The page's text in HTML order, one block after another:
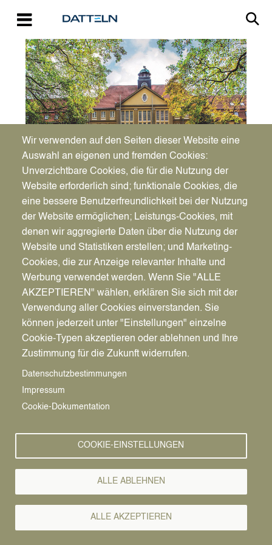
Sa., 30.05.2026 - 06:00
Vorlesen
Dattelner Mai mit
verkaufsoffenen Sonntag
am 31. Mai 2026
Beim Dattelner Mai wird die Innenstadt wieder zur
großen Erlebnisfläche für die ganze Familie. Freut
euch auf das beliebte Streetfood-Festival auf dem
Neumarkt, ein großes Oldtimer-Treffen, den
Live-Musik, Kunst, Familienaktionen und viele
weitere Highlights.
und Ehrenamtlichen entsteht ein Wochenende
Gemeinschaft.
Vorbeikommen, entdecken und genießen –
Wir verwenden auf den Seiten dieser Website eine
Auswahl an eigenen und fremden Cookies:
Unverzichtbare Cookies, die für die Nutzung der
Website erforderlich sind; funktionale Cookies, die
eine bessere Benutzerfreundlichkeit bei der Nutzung
der Website ermöglichen; Leistungs-Cookies, mit
denen wir aggregierte Daten über die Nutzung der
Website und Statistiken erstellen; und Marketing-
Cookies, die zur Anzeige relevanter Inhalte und
Werbung verwendet werden. Wenn Sie "ALLE
AKZEPTIEREN" wählen, erklären Sie sich mit der
Verwendung aller Cookies einverstanden. Sie
können jederzeit unter "Einstellungen" einzelne
Cookie-Typen akzeptieren oder ablehnen und Ihre
Zustimmung für die Zukunft widerrufen.
Datenschutzbestimmungen
Impressum
Cookie-Dokumentation
COOKIE-EINSTELLUNGEN
ALLE ABLEHNEN
ALLE AKZEPTIEREN